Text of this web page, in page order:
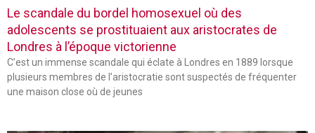
Le scandale du bordel homosexuel où des
adolescents se prostituaient aux aristocrates de
Londres à l’époque victorienne
C’est un immense scandale qui éclate à Londres en 1889 lorsque
plusieurs membres de l’aristocratie sont suspectés de fréquenter
une maison close où de jeunes